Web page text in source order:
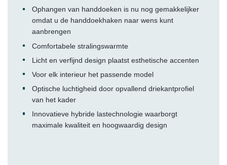
Ophangen van handdoeken is nu nog gemakkelijker
omdat u de handdoekhaken naar wens kunt
aanbrengen
Comfortabele stralingswarmte
Licht en verfijnd design plaatst esthetische accenten
Voor elk interieur het passende model
Optische luchtigheid door opvallend driekantprofiel
van het kader
Innovatieve hybride lastechnologie waarborgt
maximale kwaliteit en hoogwaardig design